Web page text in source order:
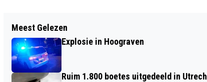
UTRECHT 60 JAAR TERUG: DE SCHADE
AAN PLANTSOENEN
Meest Gelezen
Explosie in Hoograven
Ruim 1.800 boetes uitgedeeld in